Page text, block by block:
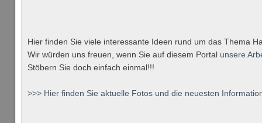
Hier finden Sie viele interessante Ideen rund um das Thema
Wir würden uns freuen, wenn Sie auf diesem Portal unsere
Stöbern Sie doch einfach einmal!!!
>>> Hier finden Sie aktuelle Fotos und die neuesten